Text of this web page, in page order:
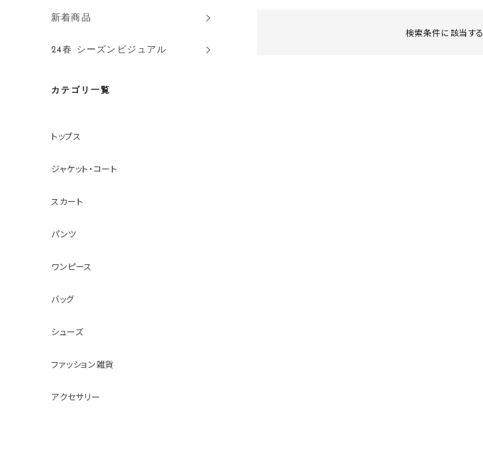
新着商品
24春 シーズンビジュアル
カテゴリ一覧
トップス
ジャケット・コート
スカート
パンツ
ワンピース
バッグ
シューズ
ファッション雑貨
アクセサリー
検索条件に該当する